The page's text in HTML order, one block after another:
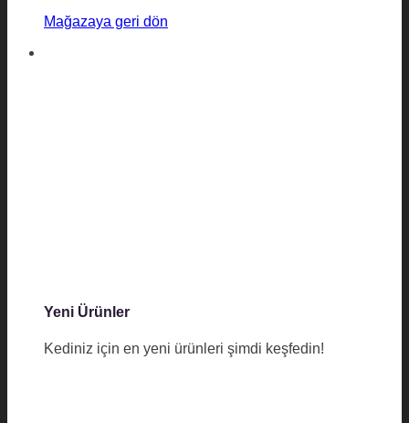
Mağazaya geri dön
Yeni Ürünler
Kediniz için en yeni ürünleri şimdi keşfedin!